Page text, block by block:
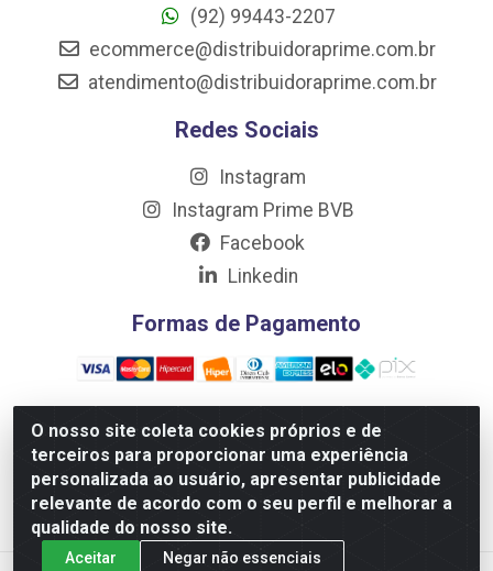
O nosso site coleta cookies próprios e de
terceiros para proporcionar uma experiência
personalizada ao usuário, apresentar publicidade
relevante de acordo com o seu perfil e melhorar a
qualidade do nosso site.
Aceitar Negar não essenciais
(92) 99443-2207
ecommerce@distribuidoraprime.com.br
atendimento@distribuidoraprime.com.br
Redes Sociais
Instagram
Instagram Prime BVB
Facebook
Linkedin
Formas de Pagamento
Distribuidora Prime LTDA - Av. Professor Nilton Lins, 781 -
Flores, Manaus/AM - CEP 69.058-030 - CNPJ:
10.717.750/0001-32